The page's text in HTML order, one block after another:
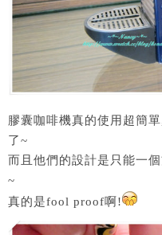
膠囊咖啡機真的使用超簡
了~
而且他們的設計是只能一
~
真的是fool proof啊!